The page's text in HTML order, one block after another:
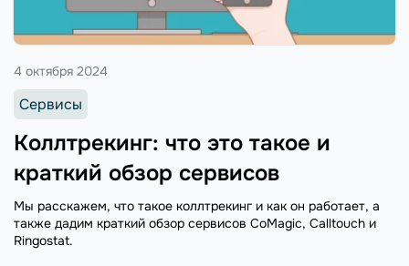
Коллтрекинг: что это такое и
краткий обзор сервисов
4 октября 2024
Сервисы
Мы расскажем, что такое коллтрекинг и как он работает, а
также дадим краткий обзор сервисов CoMagic, Calltouch и
Ringostat.